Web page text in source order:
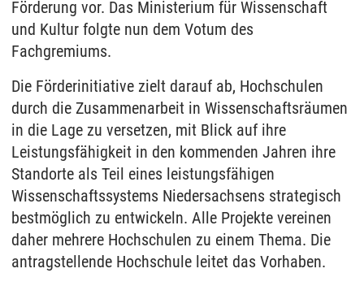
Förderung vor. Das Ministerium für Wissenschaft
und Kultur folgte nun dem Votum des
Fachgremiums.
Die Förderinitiative zielt darauf ab, Hochschulen
durch die Zusammenarbeit in Wissenschaftsräumen
in die Lage zu versetzen, mit Blick auf ihre
Leistungsfähigkeit in den kommenden Jahren ihre
Standorte als Teil eines leistungsfähigen
Wissenschaftssystems Niedersachsens strategisch
bestmöglich zu entwickeln. Alle Projekte vereinen
daher mehrere Hochschulen zu einem Thema. Die
antragstellende Hochschule leitet das Vorhaben.